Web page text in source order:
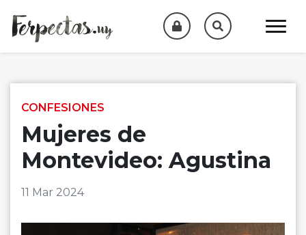
CONFESIONES
Mujeres de
Montevideo: Agustina
11 Mar 2024